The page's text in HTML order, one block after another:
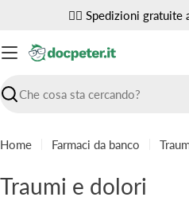
contenuto
✌🏼 Spedizioni gratuite
Ricerca
Home Farmaci da banco
C
Traumi e dolori